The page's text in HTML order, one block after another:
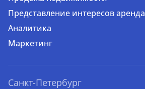
Представление интересов
Аналитика
Маркетинг
Санкт-Петербург